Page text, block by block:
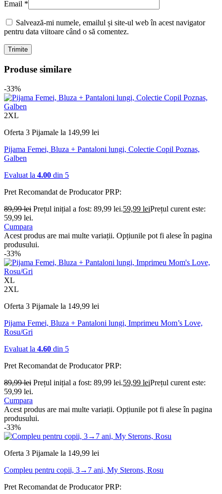
Email *
Salvează-mi numele, emailul și site-ul web în acest navigator
pentru data viitoare când o să comentez.
Produse similare
-33%
2XL
Oferta 3 Pijamale la 149,99 lei
Pijama Femei, Bluza + Pantaloni lungi, Colectie Copil Poznas,
Galben
Evaluat la 4.00 din 5
Pret Recomandat de ProducatorPRP:
89,99lei Prețul inițial a fost: 89,99 lei.59,99 leiPrețul curent este:
59,99 lei.
Cumpara
Acest produs are mai multe variații. Opțiunile pot fi alese în pagina
produsului.
-33%
XL
2XL
Oferta 3 Pijamale la 149,99 lei
Pijama Femei, Bluza + Pantaloni lungi, Imprimeu Mom’s Love,
Rosu/Gri
Evaluat la 4.60 din 5
Pret Recomandat de ProducatorPRP:
89,99lei Prețul inițial a fost: 89,99 lei.59,99 leiPrețul curent este:
59,99 lei.
Cumpara
Acest produs are mai multe variații. Opțiunile pot fi alese în pagina
produsului.
-33%
Oferta 3 Pijamale la 149,99 lei
Compleu pentru copii, 3→7 ani, My Sterons, Rosu
Pret Recomandat de ProducatorPRP: